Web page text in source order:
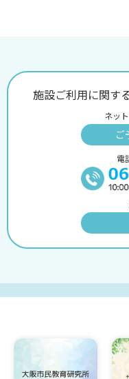
施設ご利用に関す
ネッ
ご
電